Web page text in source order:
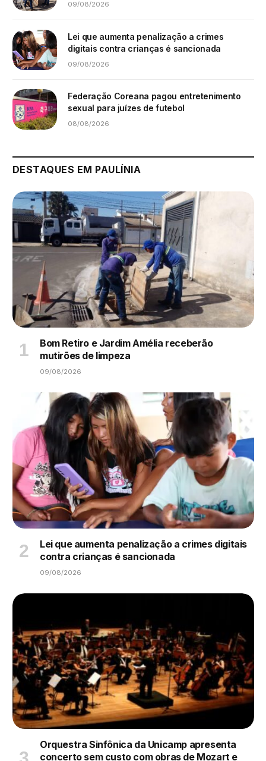
09/08/2026
Lei que aumenta penalização a crimes
digitais contra crianças é sancionada
09/08/2026
Federação Coreana pagou entretenimento
sexual para juízes de futebol
08/08/2026
DESTAQUES EM PAULÍNIA
Bom Retiro e Jardim Amélia receberão
mutirões de limpeza
09/08/2026
Lei que aumenta penalização a crimes digitais
contra crianças é sancionada
09/08/2026
Orquestra Sinfônica da Unicamp apresenta
concerto sem custo com obras de Mozart e